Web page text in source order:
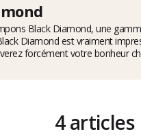
Black Diamond, une
Diamond est vraiment
forcément votre bonheur
4 articles